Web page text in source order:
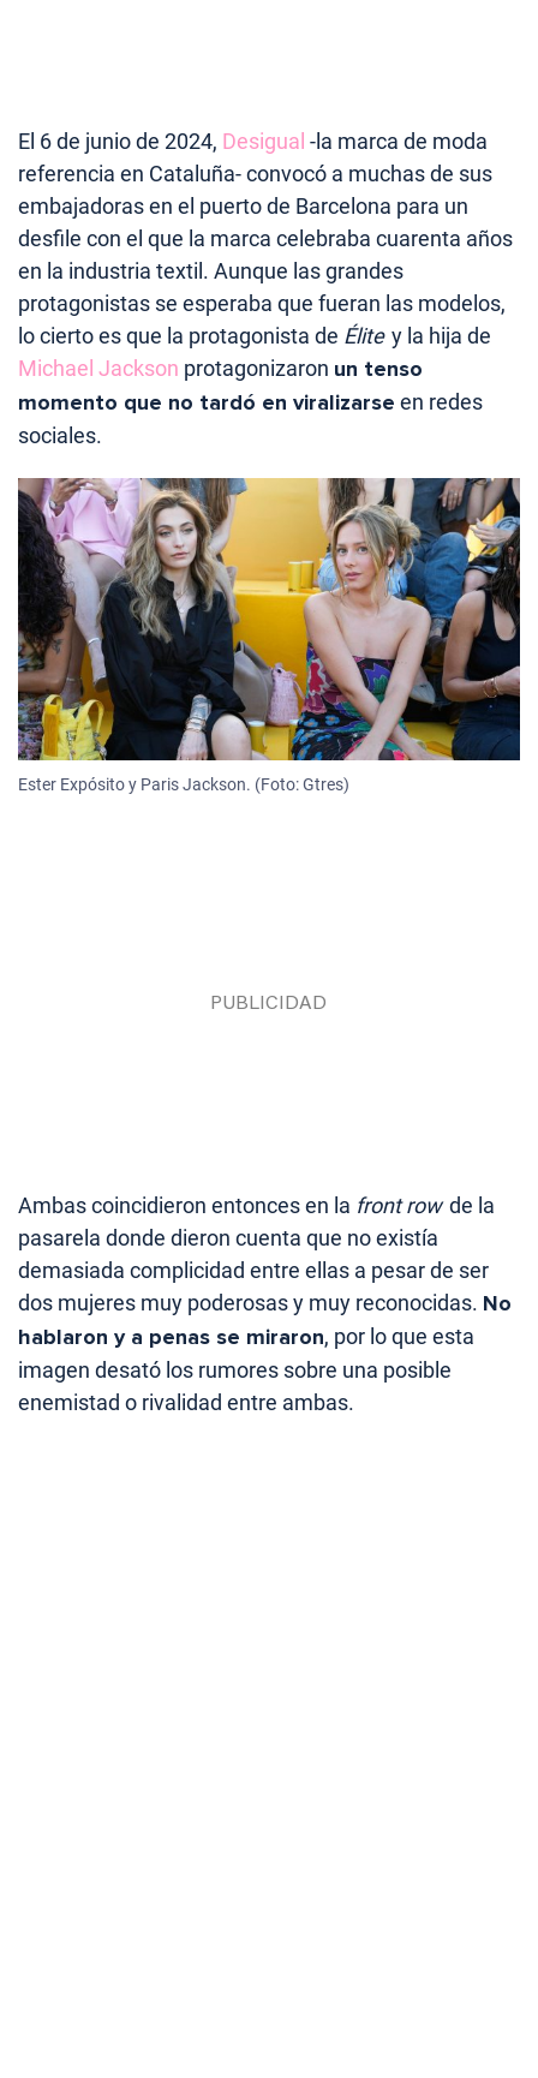
El 6 de junio de 2024, Desigual -la marca de moda
referencia en Cataluña- convocó a muchas de sus
embajadoras en el puerto de Barcelona para un
desfile con el que la marca celebraba cuarenta años
en la industria textil. Aunque las grandes
protagonistas se esperaba que fueran las modelos,
lo cierto es que la protagonista de Élite y la hija de
Michael Jackson protagonizaron un tenso
momento que no tardó en viralizarse en redes
sociales.
Ester Expósito y Paris Jackson. (Foto: Gtres)
Ambas coincidieron entonces en la front rowde la
pasarela donde dieron cuenta que no existía
demasiada complicidad entre ellas a pesar de ser
dos mujeres muy poderosas y muy reconocidas. No
hablaron y a penas se miraron, por lo que esta
imagen desató los rumores sobre una posible
enemistad o rivalidad entre ambas.